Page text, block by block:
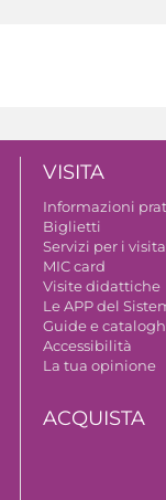
VISITA
Informazioni
Biglietti
Servizi per i
MIC card
Visite didattiche
Le APP del
Guide e
Accessibilità
La tua opinione
ACQUISTA